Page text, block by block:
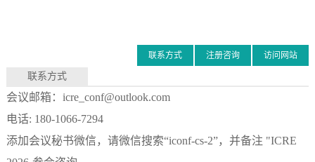
访问网站
注册咨询
联系方式
联系方式
会议邮箱：icre_conf@outlook.com
电话: 180-1066-7294
添加会议秘书微信，请微信搜索“iconf-cs-2”，并备注 "ICRE